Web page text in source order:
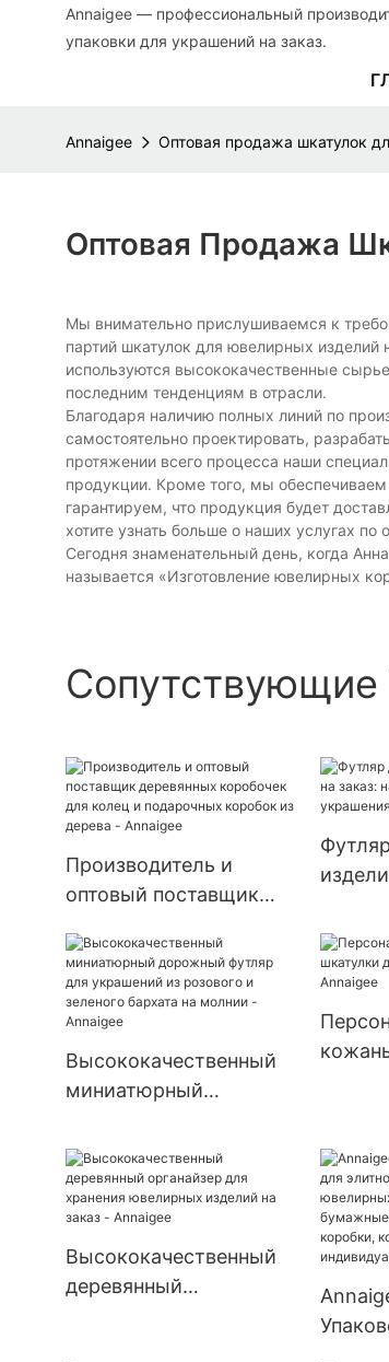
Annaigee — профессиональный
упаковки для украшений на заказ.
Annaigee Оптовая продажа шкатулок
Оптовая Продажа
Мы внимательно прислушиваемся к
партий шкатулок для ювелирных изделий
используются высококачественные
последним тенденциям в отрасли.
Благодаря наличию полных линий по
самостоятельно проектировать,
протяжении всего процесса наши
продукции. Кроме того, мы
гарантируем, что продукция будет
хотите узнать больше о наших услугах
Сегодня знаменательный день, когда
называется «Изготовление ювелирных
Сопутствующие
Производитель и
оптовый поставщик
для колец и
подарочных коробок
из дерева - Annaigee
Высококачественный
миниатюрный
украшений из розового
и зеленого бархата на
молнии - Annaigee
Высококачественный
деревянный